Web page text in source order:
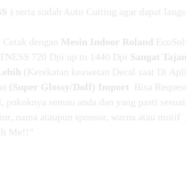
) serta sudah Auto Cutting agar dapat
dengan Mesin Indoor Roland
720 Dpi up to 1440 Dpi Sangat
(Kerekatan keawetan Decal saat Di
(Super Glossy/Doff) Import Bisa Request
semau anda dan yang pasti
nama ataupun sponsor, warna atau motif
Me!!”